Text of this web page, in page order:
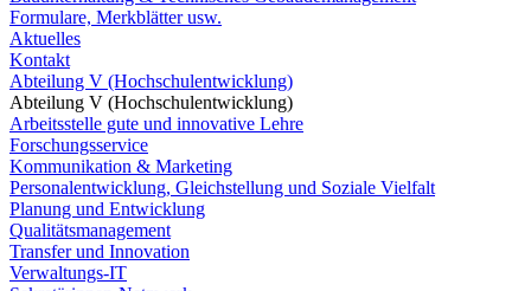
Formulare, Merkblätter usw.
Aktuelles
Kontakt
Abteilung V (Hochschulentwicklung)
Abteilung V (Hochschulentwicklung)
Arbeitsstelle gute und innovative Lehre
Forschungsservice
Kommunikation & Marketing
Personalentwicklung, Gleichstellung und Soziale Vielfalt
Planung und Entwicklung
Qualitätsmanagement
Transfer und Innovation
Verwaltungs-IT